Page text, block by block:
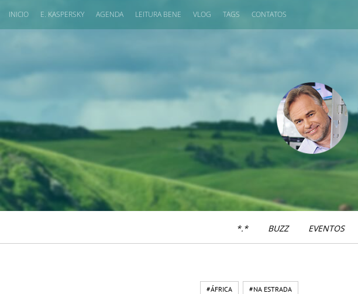
INICIO E. KASPERSKY AGENDA LEITURA BENE VLOG TAGS CONTATOS
*.* BUZZ EVENTOS
#ÁFRICA #NA ESTRADA